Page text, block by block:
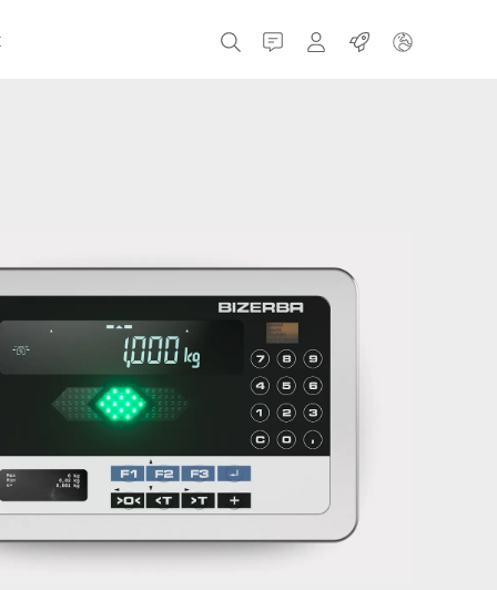
Kontakt MyBizerba
Práce
Řecko
Holandsko
Rusko
Španělsko
Ukrajina